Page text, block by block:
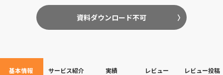
資料ダウンロード不可
基本情報 サービス紹介 実績 レビュー レビュー投稿